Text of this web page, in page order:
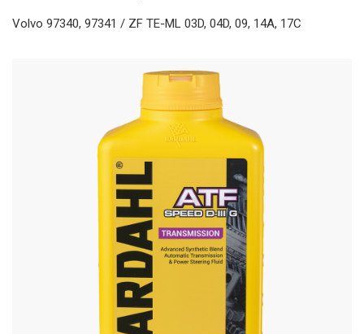
Volvo 97340, 97341 / ZF TE-ML 03D, 04D, 09, 14A, 17C